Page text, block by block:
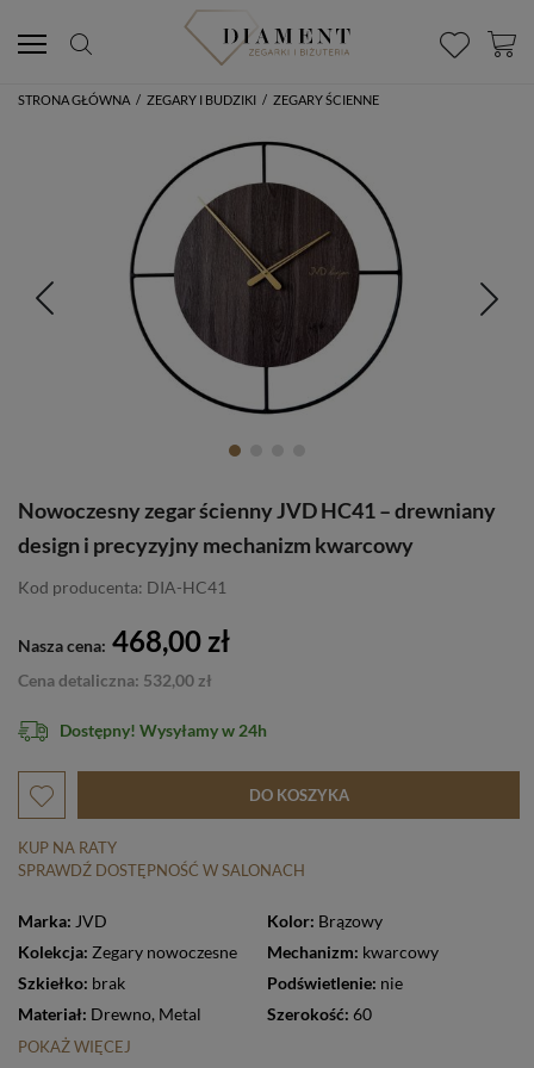
STRONA GŁÓWNA / ZEGARY I BUDZIKI / ZEGARY ŚCIENNE
Nowoczesny zegar ścienny JVD HC41 – drewniany
design i precyzyjny mechanizm kwarcowy
Kod producenta: DIA-HC41
Nasza cena: 468,00 zł
Cena detaliczna: 532,00 zł
Dostępny! Wysyłamy w 24h
DO KOSZYKA
KUP NA RATY
SPRAWDŹ DOSTĘPNOŚĆ W SALONACH
Marka: JVD Kolor: Brązowy
Kolekcja: Zegary nowoczesne Mechanizm: kwarcowy
Szkiełko: brak Podświetlenie: nie
Materiał: Drewno, Metal Szerokość: 60
POKAŻ WIĘCEJ